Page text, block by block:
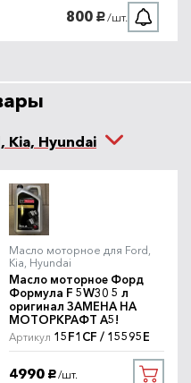
800 руб./шт.
Hyundai
Масло моторное для Ford,
Kia, Hyundai
Масло моторное Форд
Формула F 5W30 5 л
оригинал ЗАМЕНА НА
МОТОРКРАФТ A5!
Артикул 15F1CF / 15595E
4990 руб. /шт.